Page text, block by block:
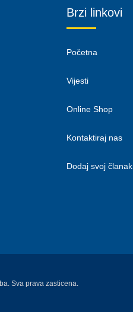
Brzi linkovi
Početna
Vijesti
Online Shop
Kontaktiraj nas
Dodaj svoj članak
Sva prava zasticena.